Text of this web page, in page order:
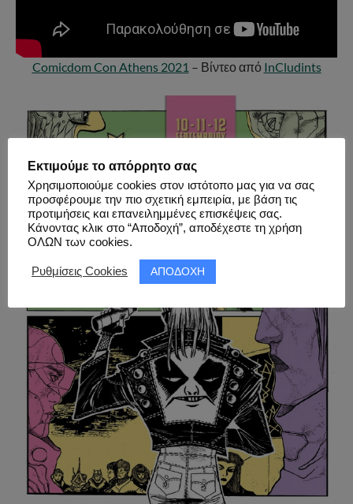
Comicdom Con Athens 2021 – Βίντεο από InCludints
Εκτιμούμε το απόρρητο σας
Χρησιμοποιούμε cookies στον ιστότοπο μας για να σας
προσφέρουμε την πιο σχετική εμπειρία, με βάση τις
προτιμήσεις και επανειλημμένες επισκέψεις σας.
Κάνοντας κλικ στο “Αποδοχή”, αποδέχεστε τη χρήση
ΟΛΩΝ των cookies.
Ρυθμίσεις Cookies ΑΠΟΔΟΧΗ